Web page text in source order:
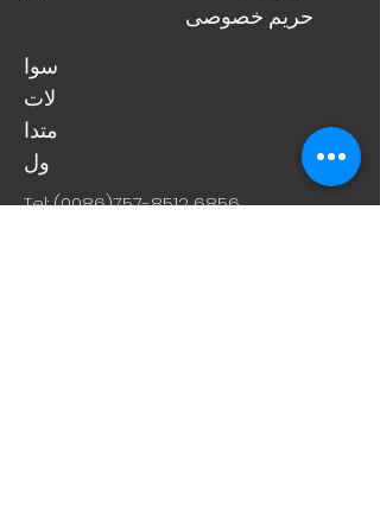
حریم خصوصی
سوا
لات
متدا
ول
Tel:(0086)757-8512 6856